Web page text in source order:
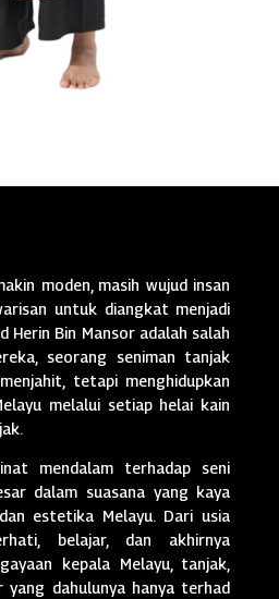
moden, masih wujud insan
untuk diangkat menjadi
Herin Bin Mansor adalah salah
seorang seniman tanjak
tetapi menghidupkan
melalui setiap helai kain
mendalam terhadap seni
dalam suasana yang kaya
estetika Melayu. Dari usia
belajar, dan akhirnya
kepala Melayu, tanjak,
dahulunya hanya terhad